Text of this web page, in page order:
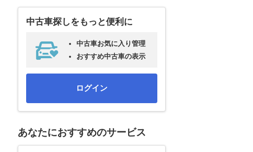
中古車探しをもっと便利に
中古車お気に入り管理
おすすめ中古車の表示
ログイン
あなたにおすすめのサービス